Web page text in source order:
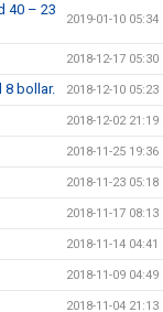
40 – 23
2019-01-10 05:34
2018-12-17 05:30
8 bollar. 2018-12-10 05:23
2018-12-02 21:19
2018-11-25 19:36
2018-11-23 05:18
2018-11-17 08:13
2018-11-14 04:41
2018-11-09 04:49
2018-11-04 21:13